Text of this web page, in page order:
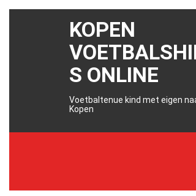
KOPEN
S ONLINE
Voetbaltenue kind met eigen
Kopen